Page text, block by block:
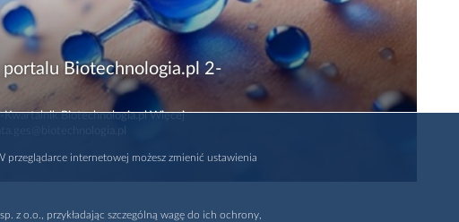
Biotechnologia.pl 2-
Kwartalnik Biotechnologia.pl Więcej
przeglądarce internetowej możesz zmienić ustawienia
z o.o., przykładając szczególną wagę do ich ochrony,